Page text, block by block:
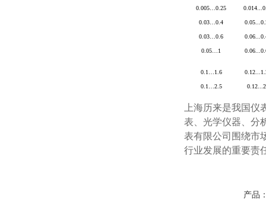
0.005 …0.25
0.03 …0.4
0.03 …0.6
0.05 1
0.1 1.6
0.1 2.5 0.12...2
上海历来是我国
表、光学仪器、分
表有限公司围绕市
行业发展的重要责
产品